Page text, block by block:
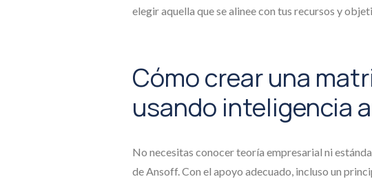
elegir aquella que se alinee con tus recursos y
Cómo crear una
usando inteligencia
No necesitas conocer teoría empresarial ni
de Ansoff. Con el apoyo adecuado, incluso un